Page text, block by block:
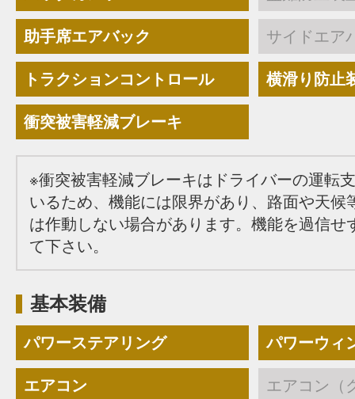
助手席エアバック サイドエア
トラクションコントロール 横滑り防止
衝突被害軽減ブレーキ
※衝突被害軽減ブレーキはドライバーの運転
いるため、機能には限界があり、路面や天候
は作動しない場合があります。機能を過信せ
て下さい。
基本装備
パワーステアリング パワーウィ
エアコン エアコン（